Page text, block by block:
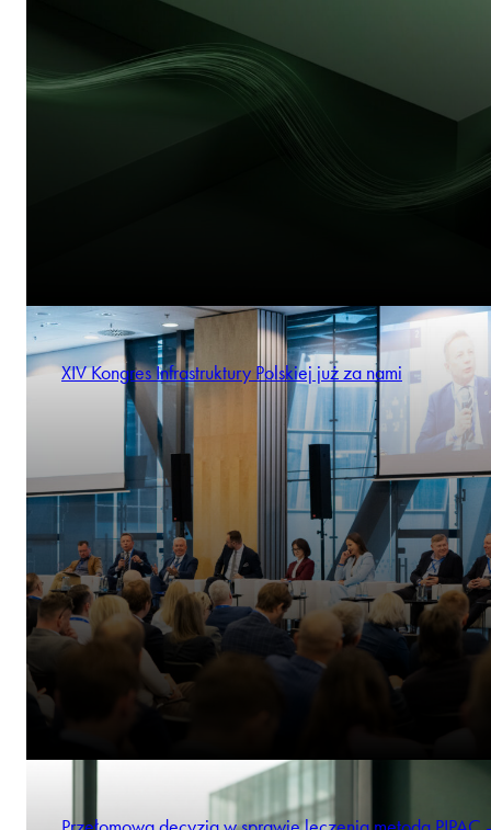
XIV Kongres Infrastruktury Polskiej już za nami